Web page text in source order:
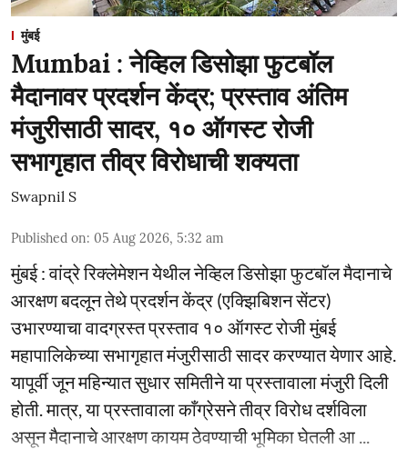
मुंबई
Mumbai : नेव्हिल डिसोझा फुटबॉल
मैदानावर प्रदर्शन केंद्र; प्रस्ताव अंतिम
मंजुरीसाठी सादर, १० ऑगस्ट रोजी
सभागृहात तीव्र विरोधाची शक्यता
Swapnil S
Published on: 05 Aug 2026, 5:32 am
मुंबई : वांद्रे रिक्लेमेशन येथील नेव्हिल डिसोझा फुटबॉल मैदानाचे
आरक्षण बदलून तेथे प्रदर्शन केंद्र (एक्झिबिशन सेंटर)
उभारण्याचा वादग्रस्त प्रस्ताव १० ऑगस्ट रोजी मुंबई
महापालिकेच्या सभागृहात मंजुरीसाठी सादर करण्यात येणार आहे.
यापूर्वी जून महिन्यात सुधार समितीने या प्रस्तावाला मंजुरी दिली
होती. मात्र, या प्रस्तावाला काँग्रेसने तीव्र विरोध दर्शविला
असून मैदानाचे आरक्षण कायम ठेवण्याची भूमिका घेतली आ ...